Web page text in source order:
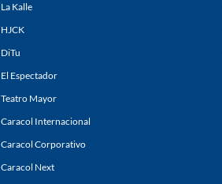
La Kalle
HJCK
DiTu
El Espectador
Teatro Mayor
Caracol Internacional
Caracol Corporativo
Caracol Next